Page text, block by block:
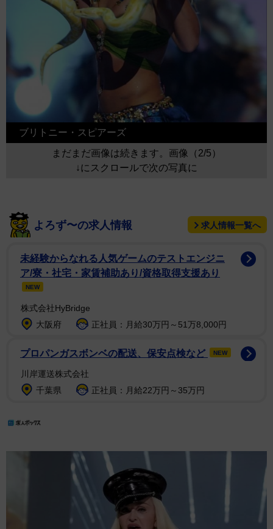
ブリトニー・スピアーズ
まだまだ画像は続きます。画像（2/5）
↓にスクロールで次の写真に
よろず〜の求人情報 求人情報一覧へ
未経験からなれる人気ゲームのテストエンジニ
ア/寮・社宅・家賃補助あり/資格取得支援あり
NEW
株式会社HyBridge
大阪府
正社員：月給30万円～51万8,000円
プロパンガスボンベの配送、保安点検など NEW
川岸運送株式会社
千葉県
正社員：月給22万円～35万円